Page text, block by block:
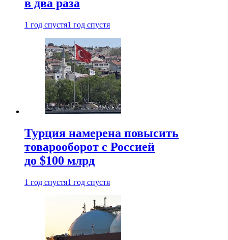
в два раза
1 год спустя1 год спустя
Турция намерена повысить
товарооборот с Россией
до $100 млрд
1 год спустя1 год спустя